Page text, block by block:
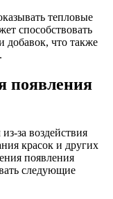
тепловые
способствовать
добавок, что также
появления
за воздействия
красок и других
появления
следующие